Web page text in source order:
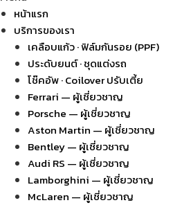
หน้าแรก
บริการของเรา
เคลือบแก้ว · ฟิล์มกันรอย (PPF)
ประดับยนต์ · ชุดแต่งรถ
โช๊คอัพ · Coilover ปรับเตี้ย
Ferrari — ผู้เชี่ยวชาญ
Porsche — ผู้เชี่ยวชาญ
Aston Martin — ผู้เชี่ยวชาญ
Bentley — ผู้เชี่ยวชาญ
Audi RS — ผู้เชี่ยวชาญ
Lamborghini — ผู้เชี่ยวชาญ
McLaren — ผู้เชี่ยวชาญ